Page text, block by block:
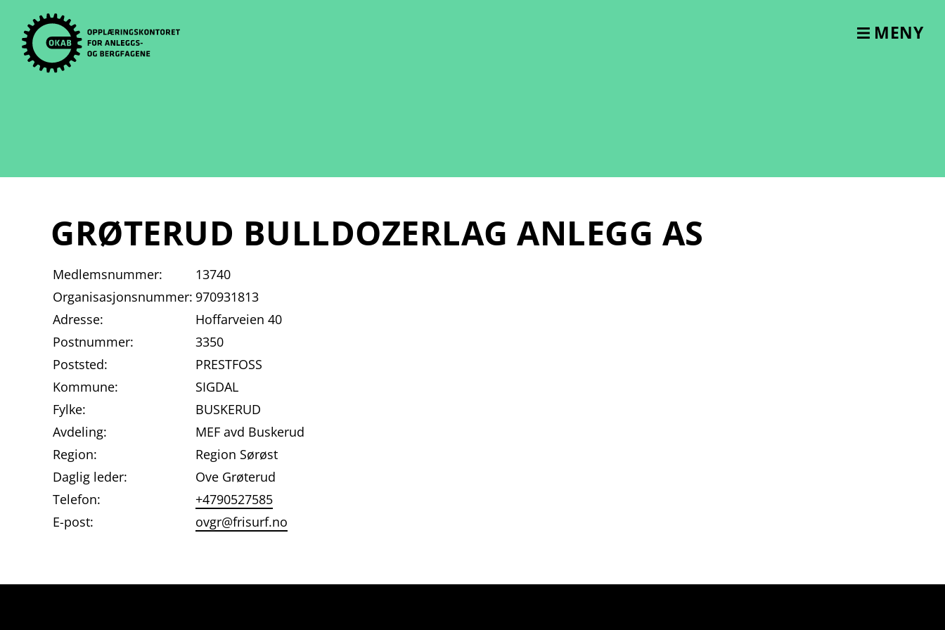
content
MENY
GRØTERUD BULLDOZERLAG ANLEGG AS
Medlemsnummer:
13740
Organisasjonsnummer: 970931813
Adresse:
Hoffarveien 40
Postnummer:
3350
Poststed:
PRESTFOSS
Kommune:
SIGDAL
Fylke:
BUSKERUD
Avdeling:
MEF avd Buskerud
Region:
Region Sørøst
Daglig leder:
Ove Grøterud
Telefon:
+4790527585
E-post:
ovgr@frisurf.no